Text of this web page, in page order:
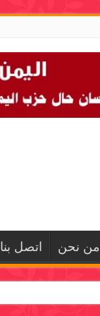
من نحن اتصل بنا